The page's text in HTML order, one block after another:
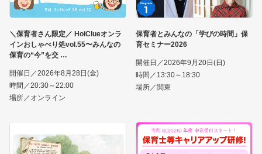
＼保育者さん限定／ HoiClueオンラ
インおしゃべり処vol.55〜みんなの
保育の“今”を交
開催日／2026年8月28日(金)
時間／20:30～22:00
場所／オンライン
保育者とみんなの「学びの時間」保
育セミナー2026
開催日／2026年9月20日(日)
時間／13:30～18:30
場所／関東